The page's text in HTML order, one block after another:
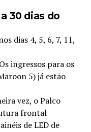
30 dias do
dias 4, 5, 6, 7, 11,
ingressos para os
5) já estão
vez, o Palco
frontal
de LED de